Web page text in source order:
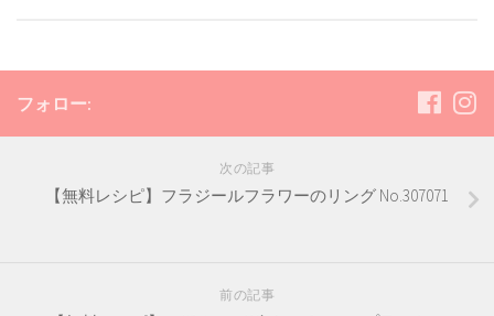
フォロー:
次の記事
【無料レシピ】フラジールフラワーのリング No.307071
前の記事